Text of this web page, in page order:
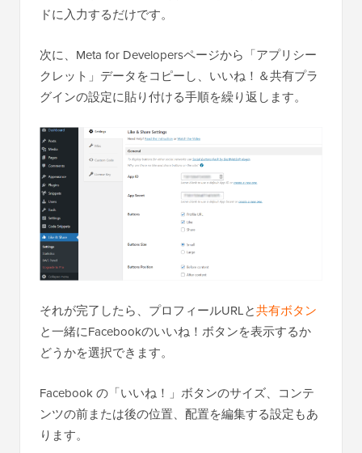
ドに入力するだけです。
次に、Meta for Developersページから「アプリシー
クレット」データをコピーし、いいね！＆共有プラ
グインの設定に貼り付ける手順を繰り返します。
それが完了したら、プロフィールURLと共有ボタン
と一緒にFacebookのいいね！ボタンを表示するか
どうかを選択できます。
Facebook の「いいね！」ボタンのサイズ、コンテ
ンツの前または後の位置、配置を編集する設定もあ
ります。